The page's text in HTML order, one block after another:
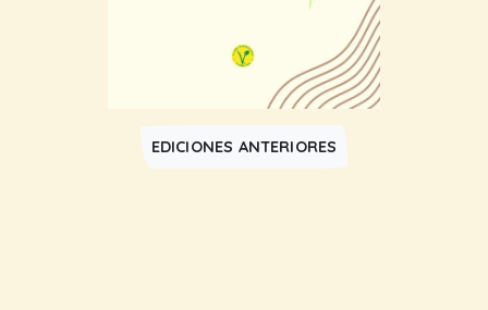
EDICIONES ANTERIORES